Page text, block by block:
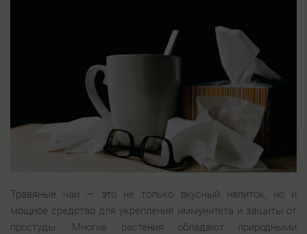
Травяные чаи — это не только вкусный напиток, но и
мощное средство для укрепления иммунитета и защиты от
простуды. Многие растения обладают природными